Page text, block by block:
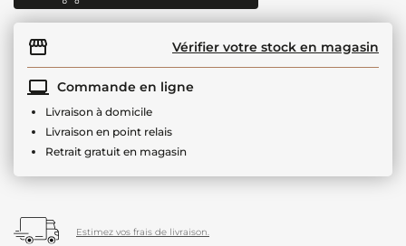
Vérifier votre stock en magasin
Commande en ligne
Livraison à domicile
Livraison en point relais
Retrait gratuit en magasin
Estimez vos frais de livraison.